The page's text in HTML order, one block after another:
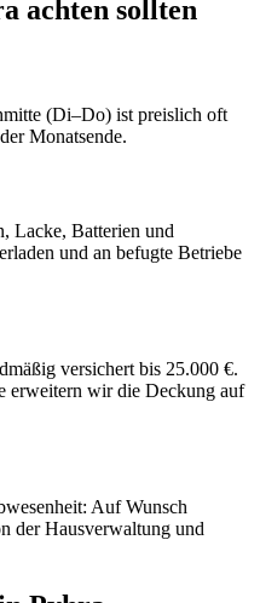
achten sollten
(Di–Do) ist preislich oft
Monatsende.
Lacke, Batterien und
und an befugte Betriebe
versichert bis 25.000 €.
erweitern wir die Deckung auf
Auf Wunsch
der Hausverwaltung und